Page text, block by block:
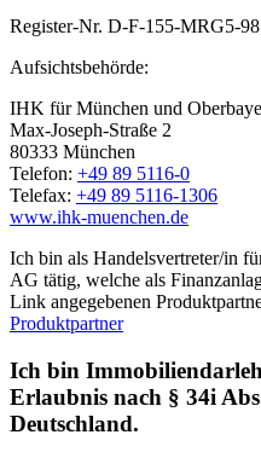
Register-Nr. D-F-155-MRG5-98
Aufsichtsbehörde:
IHK für München und
Max-Joseph-Straße 2
80333 München
Telefon: +49 89 5116-0
Telefax: +49 89 5116-1306
www.ihk-muenchen.de
Ich bin als Handelsvertreter/in
AG tätig, welche als
Link angegebenen
Produktpartner
Ich bin
Erlaubnis nach § 34i
Deutschland.